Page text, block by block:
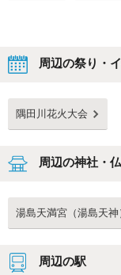
周辺の祭り・
隅田川花火大会
周辺の神社・
湯島天満宮（湯島天神
周辺の駅